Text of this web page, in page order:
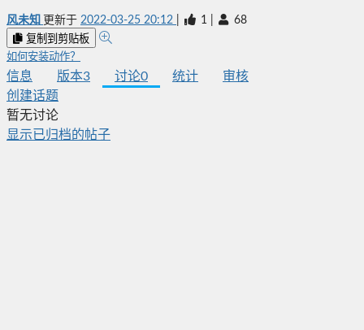
风未知 更新于 2022-03-25 20:12 1 68
复制到剪贴板
如何安装动作？
信息 版本3 讨论0 统计
审核
创建话题
暂无讨论
显示已归档的帖子